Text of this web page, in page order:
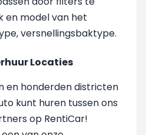
en model van het
versnellingsbaktype.
Locaties
en honderden districten
kunt huren tussen ons
op RentiCar!